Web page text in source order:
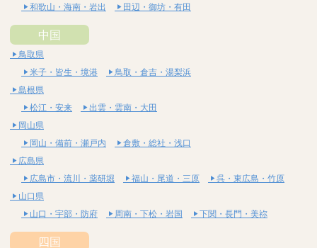
和歌山・海南・岩出
田辺・御坊・有田
中国
鳥取県
米子・皆生・境港
鳥取・倉吉・湯梨浜
島根県
松江・安来
出雲・雲南・大田
岡山県
岡山・備前・瀬戸内
倉敷・総社・浅口
広島県
広島市・流川・薬研堀
福山・尾道・三原
呉・東広島・竹原
山口県
山口・宇部・防府
周南・下松・岩国 下関・長門・美祢
四国